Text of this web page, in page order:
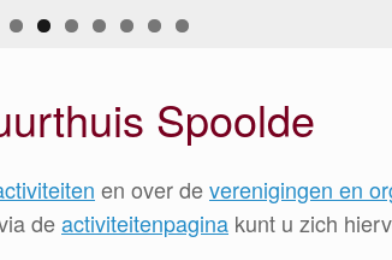
Spoolde
en over deverenigingen en
deactiviteitenpagina kunt u zich